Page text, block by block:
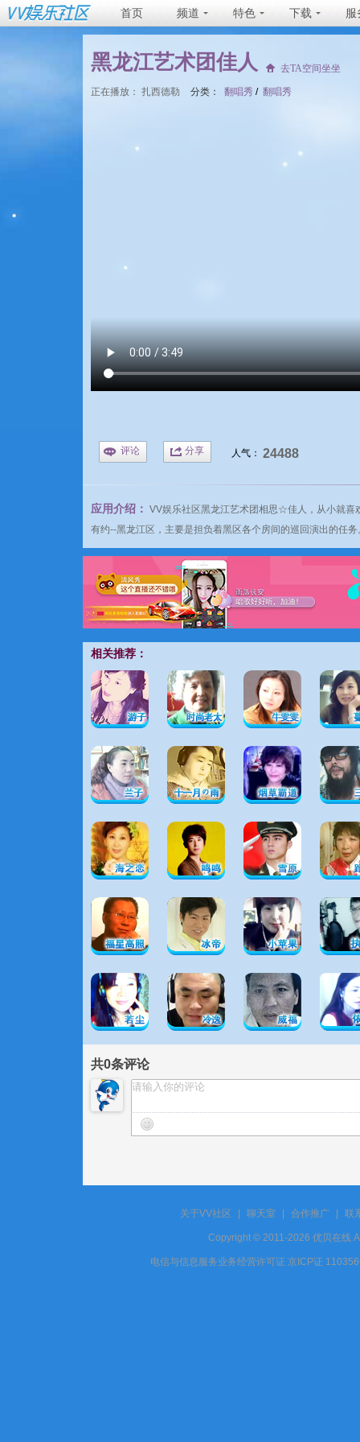
首页 频道 特色 下载 服
黑龙江艺术团佳人 去TA空间坐坐
正在播放： 扎西德勒 分类： 翻唱秀 / 翻唱秀
评论 分享 人气： 24488
应用介绍： VV娱乐社区黑龙江艺术团相思☆佳人，从小就喜
有约--黑龙江区，主要是担负着黑区各个房间的巡回演出的任务
相关推荐：
共0条评论
关于VV社区 聊天室 合作推广 联
Copyright © 2011-2026 优贝在线
电信与信息服务业务经营许可证 京ICP证